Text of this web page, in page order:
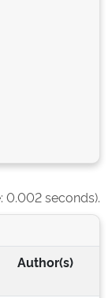
0.002 seconds).
Author(s)